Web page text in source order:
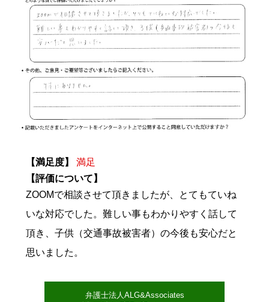
【満足度】
満足
【評価について】
ZOOMで相談させて頂きましたが、とてもていね
いな対応でした。難しい事もわかりやすく話して
頂き、子供（交通事故被害者）の今後も安心だと
思いました。
弁護士法人ALG&Associates